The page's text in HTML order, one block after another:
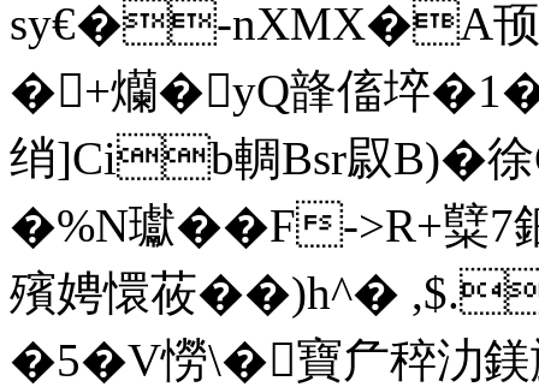
sy€�-nXMX�A顸
�+爤�yQ韸傗埣
绡]Cib輖Bsr叞
�%N瓛��F->R+糱7
殯娉懁莜��)h^�
�5�V憦\�寶厃稡